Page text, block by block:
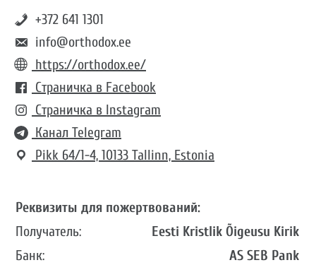
+372 641 1301
info@orthodox.ee
https://orthodox.ee/
Страничка в Facebook
Страничка в Instagram
Канал Telegram
Pikk 64/1-4, 10133 Tallinn, Estonia
Реквизиты для пожертвований:
Eesti Kristlik Õigeusu Kirik
AS SEB Pank